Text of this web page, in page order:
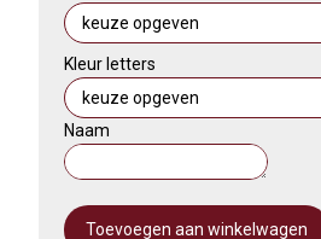
Kleur letters
Naam